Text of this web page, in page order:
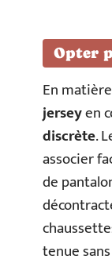
Opter
En
jerseyen
discrète.
associer
de
tenue